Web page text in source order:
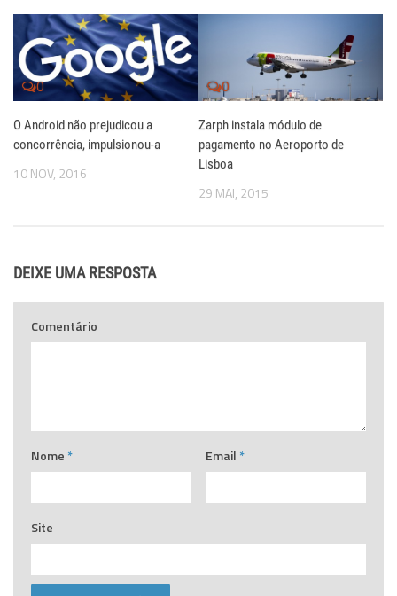
0
O Android não prejudicou a
concorrência, impulsionou-a
10 NOV, 2016
0
Zarph instala módulo de
pagamento no Aeroporto de
Lisboa
29 MAI, 2015
DEIXE UMA RESPOSTA
Comentário
Nome * Email *
Site